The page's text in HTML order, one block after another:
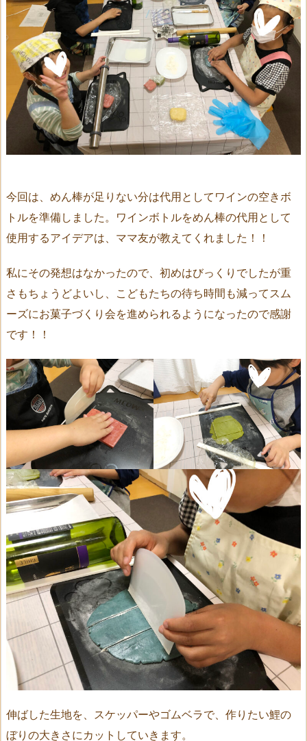
今回は、めん棒が足りない分は代用としてワインの空きボ
トルを準備しました。ワインボトルをめん棒の代用として
使用するアイデアは、ママ友が教えてくれました！！
私にその発想はなかったので、初めはびっくりでしたが重
さもちょうどよいし、こどもたちの待ち時間も減ってスム
ーズにお菓子づくり会を進められるようになったので感謝
です！！
伸ばした生地を、スケッパーやゴムベラで、作りたい鯉の
ぼりの大きさにカットしていきます。